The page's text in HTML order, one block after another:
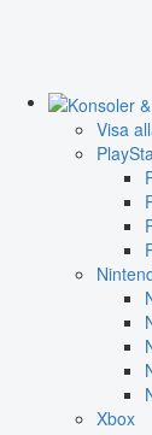
Visa
Xbox